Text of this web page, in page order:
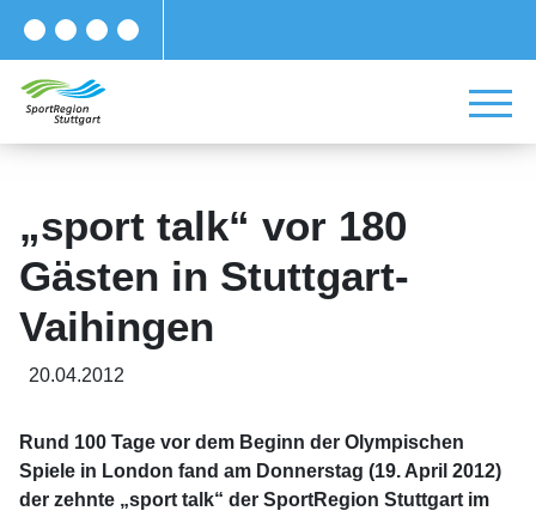
„sport talk“ vor 180
Gästen in Stuttgart-
Vaihingen
20.04.2012
Rund 100 Tage vor dem Beginn der Olympischen
Spiele in London fand am Donnerstag (19. April 2012)
der zehnte „sport talk“ der SportRegion Stuttgart im